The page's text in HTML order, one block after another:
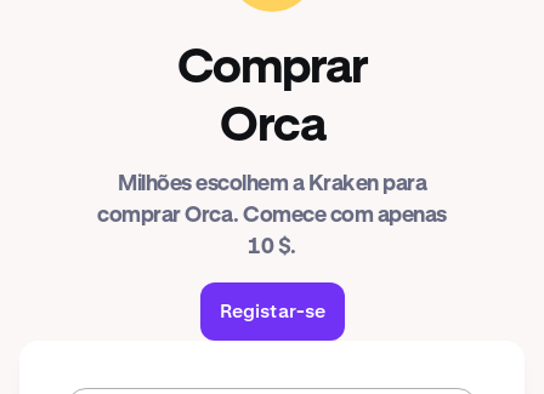
Comprar
Orca
Milhões escolhem a Kraken para
comprar Orca. Comece com apenas
10 $.
Registar-se